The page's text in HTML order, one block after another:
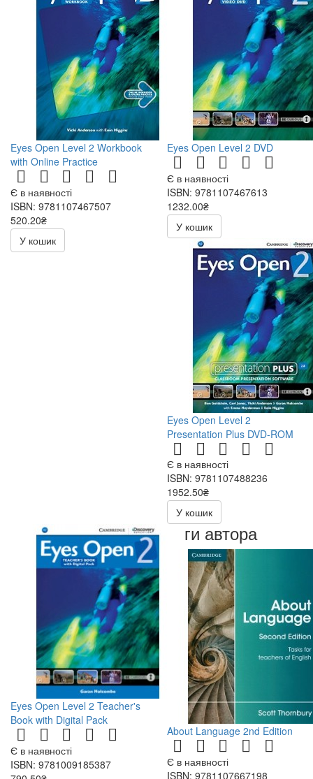
Eyes Open Level 2 Workbook
with Online Practice
Є в наявності
ISBN: 9781107467507
520.20₴
612.00₴
У кошик
Eyes Open Level 2 DVD
Є в наявності
ISBN: 9781107467613
1232.00₴
2464.00₴
У кошик
Eyes Open Level 2
Presentation Plus DVD-ROM
Є в наявності
ISBN: 9781107488236
1952.50₴
3905.00₴
У кошик
Eyes Open Level 2 Teacher's
Book with Digital Pack
Є в наявності
ISBN: 9781009185387
Книги автора
About Language 2nd Edition
Є в наявності
ISBN: 9781107667198